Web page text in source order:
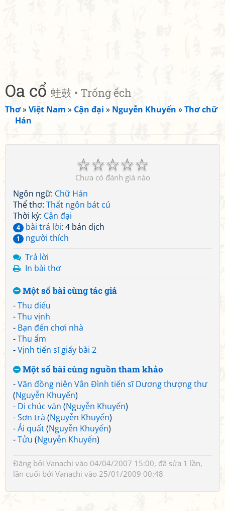
Oa cổ 蛙鼓 • Trống ếch
Thơ»Việt Nam » Cận đại » Nguyễn Khuyến »Thơ chữ
Hán
☆
☆
☆
☆
☆
Chưa có đánh giá nào
Ngôn ngữ: Chữ Hán
Thể thơ: Thất ngôn bát cú
Thời kỳ: Cận đại
4 bài trả lời: 4 bản dịch
1
người thích
Trả lời
In bài thơ
Một số bài cùng tác giả
-Thu điếu
-Thu vịnh
- Bạn đến chơi nhà
-Thu ẩm
-Vịnh tiến sĩ giấy bài 2
Một số bài cùng nguồn tham khảo
-Vãn đồng niên Vân Đình tiến sĩ Dương thượng thư
(Nguyễn Khuyến)
- Di chúc văn (Nguyễn Khuyến)
-Sơn trà (Nguyễn Khuyến)
-Ái quất(Nguyễn Khuyến)
-Tửu (Nguyễn Khuyến)
Đăng bởi Vanachi vào 04/04/2007 15:00, đã sửa 1 lần,
lần cuối bởi Vanachi vào 25/01/2009 00:48